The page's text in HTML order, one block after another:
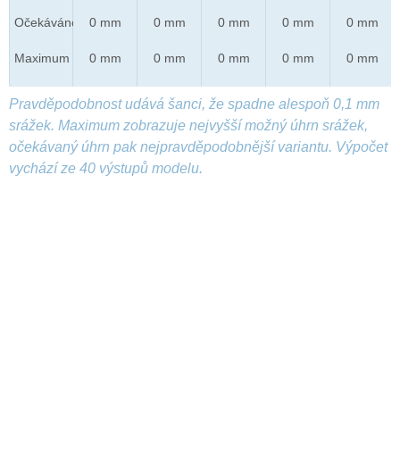
Očekáváno
Maximum
0 mm
0 mm
0 mm
0 mm
0 mm
0 mm
0 mm
0 mm
0 mm
0 mm
Pravděpodobnost udává šanci, že spadne alespoň 0,1 mm
srážek. Maximum zobrazuje nejvyšší možný úhrn srážek,
očekávaný úhrn pak nejpravděpodobnější variantu. Výpočet
vychází ze 40 výstupů modelu.